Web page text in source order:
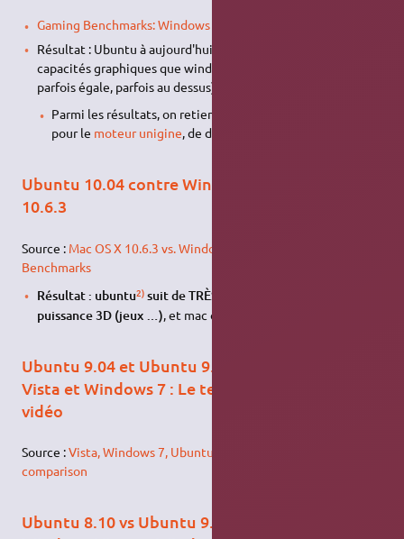
Gaming Benchmarks: Windows 7 vs. Ubuntu Linux
Résultat : Ubuntu à aujourd'hui quasiment les mêmes
capacités graphiques que windows. (parfois en dessous,
parfois égale, parfois au dessus).
Parmi les résultats, on retient un résultat quasi identique
pour le moteur unigine, de dernière génération.
Ubuntu 10.04 contre Windows 7, Mac OS X
10.6.3
Source : Mac OS X 10.6.3 vs. Windows 7 vs. Ubuntu 10.04
Benchmarks
Résultat : ubuntu2)suit de TRÈS près windows 7 pour la
puissance 3D (jeux …), et mac osx est loin à la traine.
Ubuntu 9.04 et Ubuntu 9.10 contre Windows
Vista et Windows 7 : Le temps de démarrage en
vidéo
Source :Vista, Windows 7, Ubuntu 9.04 and 9.10 boot speed
comparison
Ubuntu 8.10 vs Ubuntu 9.04 (32 bit vs 64 bit) vs